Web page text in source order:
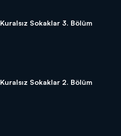
Kuralsız Sokaklar 3. Bölüm
Kuralsız Sokaklar 2. Bölüm